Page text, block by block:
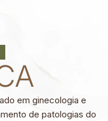
em ginecologia e
de patologias do